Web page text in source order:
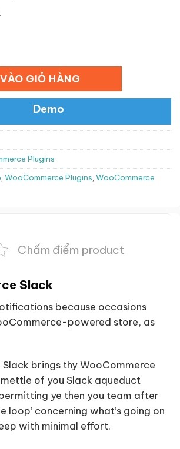
GIỎ HÀNG
Demo
Plugins
, WooCommerce Plugins, WooCommerce
Chấm điểm product
Slack
because occasions
powered store, as
brings thy WooCommerce
of you Slack aqueduct
ye then you team after
loop’ concerning what’s going on
with minimal effort.